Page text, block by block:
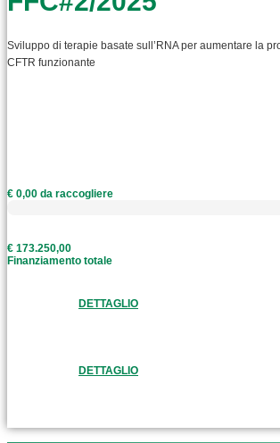
Sviluppo di terapie basate sull’RNA per aumentare la
CFTR funzionante
€ 0,00 da raccogliere
€ 173.250,00
Finanziamento totale
DETTAGLIO
DETTAGLIO